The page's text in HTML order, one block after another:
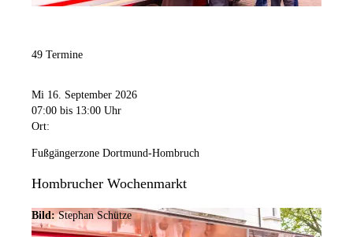
49 Termine
Mi 16. September 2026
07:00 bis 13:00 Uhr
Ort:
Fußgängerzone Dortmund-Hombruch
Hombrucher Wochenmarkt
Bild: Stephan Schütze